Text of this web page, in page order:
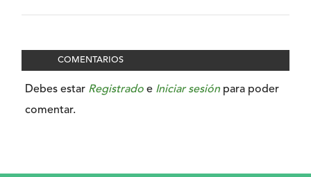
COMENTARIOS
Debes estar Registrado e Iniciar sesión para poder
comentar.